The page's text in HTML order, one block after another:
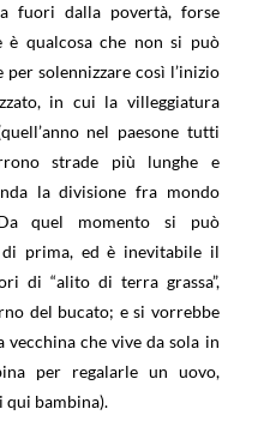
fuori dalla povertà, forse
è qualcosa che non si può
solennizzare così l’inizio
in cui la villeggiatura
nel paesone tutti
strade più lunghe e
la divisione fra mondo
quel momento si può
prima, ed è inevitabile il
di “alito di terra grassa”,
del bucato; e si vorrebbe
che vive da sola in
per regalarle un uovo,
qui bambina).